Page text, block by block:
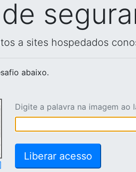
a sites hospedados
abaixo.
Digite a palavra na imagem ao